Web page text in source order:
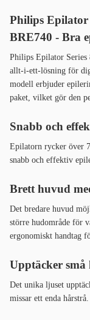
Philips Epilator
BRE740 - Bra
Philips Epilator Series
allt-i-ett-lösning för
modell erbjuder
paket, vilket gör den
Snabb och
Epilatorn rycker över
snabb och effektiv
Brett huvud
Det bredare huvud
större hudområde för
ergonomiskt handtag
Upptäcker små
Det unika ljuset
missar ett enda hårstrå.